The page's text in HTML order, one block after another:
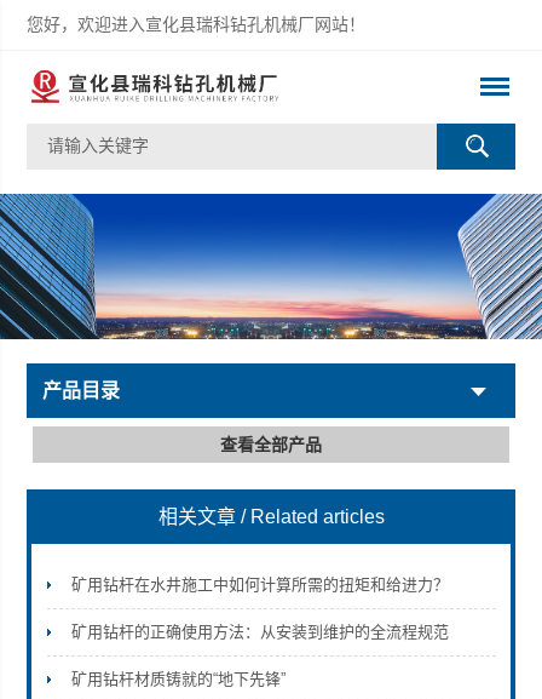
您好，欢迎进入宣化县瑞科钻孔机械厂网站！
宣化县瑞科钻孔机械厂
产品目录
查看全部产品
相关文章 / Related articles
矿用钻杆在水井施工中如何计算所需的扭矩和给进力？
矿用钻杆的正确使用方法：从安装到维护的全流程规范
矿用钻杆材质铸就的“地下先锋”